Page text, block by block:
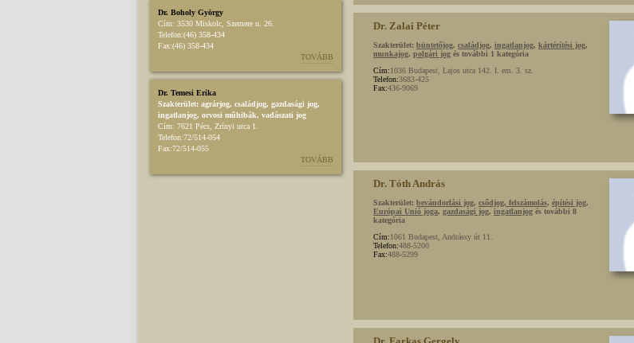
Dr. Boholy György
Cím: 3530 Miskolc, Szemere u. 26.
Telefon:(46) 358-434
Fax:(46) 358-434
TOVÁBB
Dr. Temesi Erika
Szakterület: agrárjog, családjog, gazdasági jog,
ingatlanjog, orvosi műhibák, vadászati jog
Cím: 7621 Pécs, Zrínyi utca 1.
Telefon:72/514-054
Fax:72/514-055
TOVÁBB
Dr. Zalai Péter
Szakterület: büntetőjog, családjog, ingatlanjog, kártérítési jog,
munkajog, polgári jog és további 1 kategória
Cím:1036 Budapest, Lajos utca 142. I. em. 3. sz.
Telefon:3683-425
Fax:436-9069
Dr. Tóth András
Szakterület: bevándorlási jog, csődjog, felszámolás, építési jog,
Európai Unió joga, gazdasági jog, ingatlanjog és további 8
kategória
Cím:1061 Budapest, Andrássy út 11.
Telefon:488-5200
Fax:488-5299